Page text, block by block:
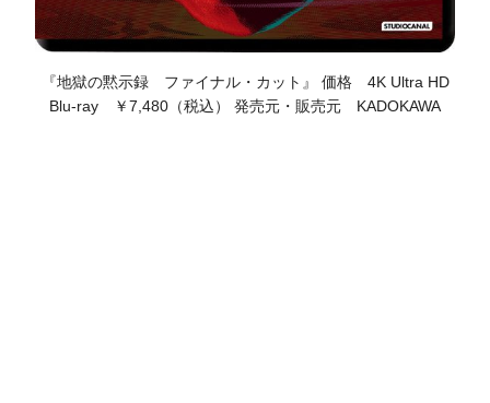
『地獄の黙示録 ファイナル・カット』 価格 4K Ultra HD
Blu-ray ￥7,480（税込） 発売元・販売元 KADOKAWA